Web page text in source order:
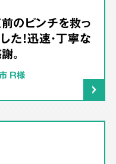
のピンチを救っ
た！迅速・丁寧な
。
R様